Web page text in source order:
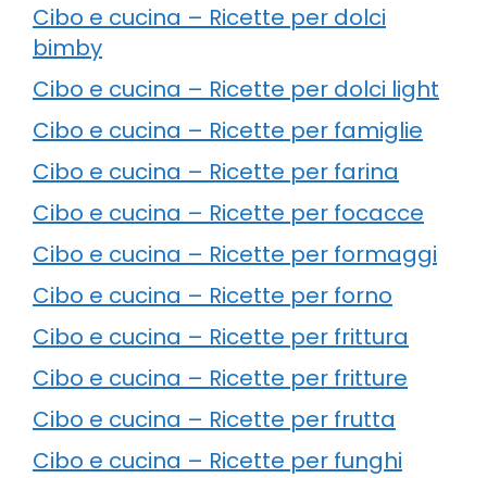
Cibo e cucina – Ricette per dolci
bimby
Cibo e cucina – Ricette per dolci light
Cibo e cucina – Ricette per famiglie
Cibo e cucina – Ricette per farina
Cibo e cucina – Ricette per focacce
Cibo e cucina – Ricette per formaggi
Cibo e cucina – Ricette per forno
Cibo e cucina – Ricette per frittura
Cibo e cucina – Ricette per fritture
Cibo e cucina – Ricette per frutta
Cibo e cucina – Ricette per funghi